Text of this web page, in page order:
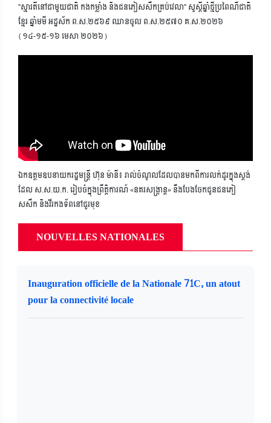
"ស្មារតីនៅជាមួយជាតិ កងកម្លាំង និងជនភៀសសឹកគ្រប់វេលា" សួស្តីឆ្នាំថ្មីប្រពៃណីជាតិ
ខ្មែរ ឆ្នាំមមី អដ្ឋស័ក ព.ស.២៥៦៩ ឈានចូល ព.ស.២៥៧០ គ.ស.២០២៦
(១៤-១៥-១៦ មេសា ២០២៦)
ឯកឧត្តមឧបនាយករដ្ឋមន្ត្រី ហ៊ុន ម៉ានី៖ រាល់ចំណូលដែលបានមកពីការលក់ដូរក្នុងស្តង់
ដែល ស.ស.យ.ក. រៀបចំក្នុងព្រឹត្តិការណ៍ «នគរសង្ក្រាន្ត» នឹងបែងចែកជូនជនភៀ
សសឹក និងវីរកងទ័ពនៅជួរមុខ
NOUVELLES NATIONALES
Inauguration officielle de la Nationale 71C, un atout
pour la connectivité locale